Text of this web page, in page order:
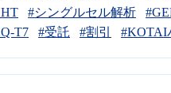
#シングルセル解析
T7
#受託 #割引 #KOTAI